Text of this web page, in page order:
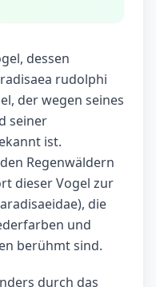
dessen
rudolphi
der wegen seines
seiner
ist.
Regenwäldern
dieser Vogel zur
die
und
berühmt sind.
durch das